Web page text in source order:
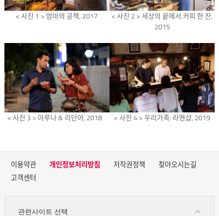
< 사진 1 > 엄마의 공책, 2017
< 사진 2 > 세상의 끝에서 커피 한 잔,
2015
< 사진 3 > 아루나 & 리단야, 2018 < 사진 4 > 우리가족: 라멘샵, 2019
이용약관 개인정보처리방침 저작권정책
찾아오시는길
고객센터
관련사이트 선택